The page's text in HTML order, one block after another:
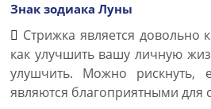
Знак зодиака Луны
Стрижка является довольно
как улучшить вашу личную
улушчить. Можно рискнуть,
являются благоприятными для